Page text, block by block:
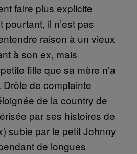
faire plus explicite
pourtant, il n’est pas
raison à un vieux
à son ex, mais
fille que sa mère n’a
Drôle de complainte
de la country de
par ses histoires de
subie par le petit Johnny
de longues